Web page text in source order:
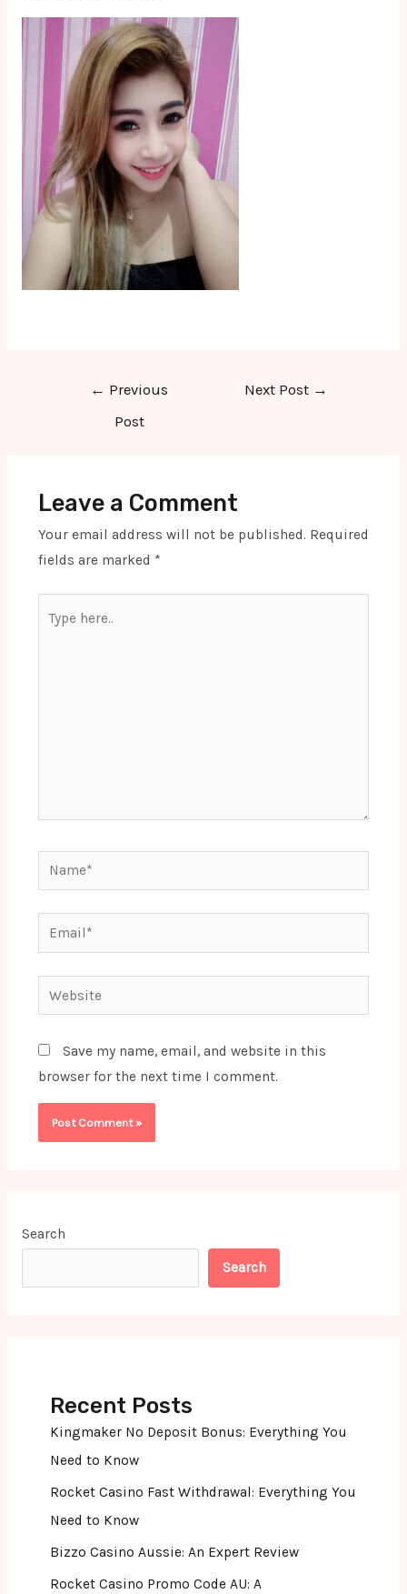
← Previous
Post
Next Post →
Leave a Comment
Your email address will not be published. Required
fields are marked *
here..
Name*
Email*
Website
Save my name, email, and website in this
browser for the next time I comment.
Search
Search
Recent Posts
Kingmaker No Deposit Bonus: Everything You
Need to Know
Rocket Casino Fast Withdrawal: Everything You
Need to Know
Bizzo Casino Aussie: An Expert Review
Rocket Casino Promo Code AU: A